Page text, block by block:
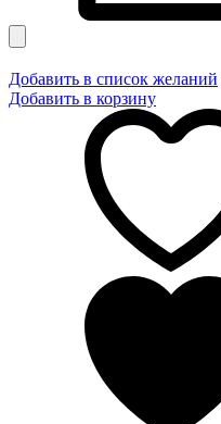
Добавить в список желаний
Добавить в корзину